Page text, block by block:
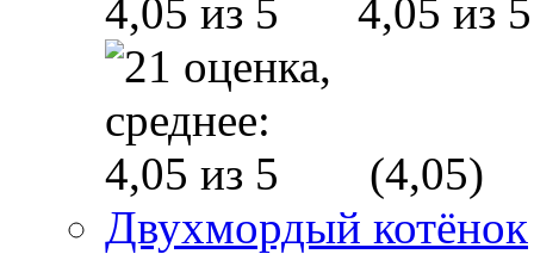
(4,05)
Двухмордый котёнок